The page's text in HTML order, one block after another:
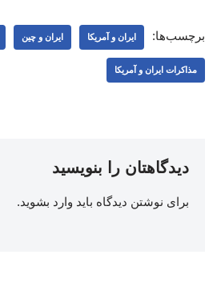
برچسب‌ها: ایران و آمریکا ایران و چین
مذاکرات ایران و آمریکا
دیدگاهتان را بنویسید
برای نوشتن دیدگاه باید وارد بشوید.